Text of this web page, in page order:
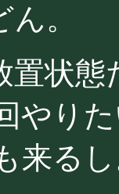
。
置状
やり
来る